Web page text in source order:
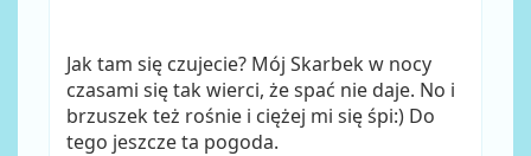
Jak tam się czujecie? Mój Skarbek w nocy
czasami się tak wierci, że spać nie daje. No i
brzuszek też rośnie i ciężej mi się śpi:) Do
tego jeszcze ta pogoda.